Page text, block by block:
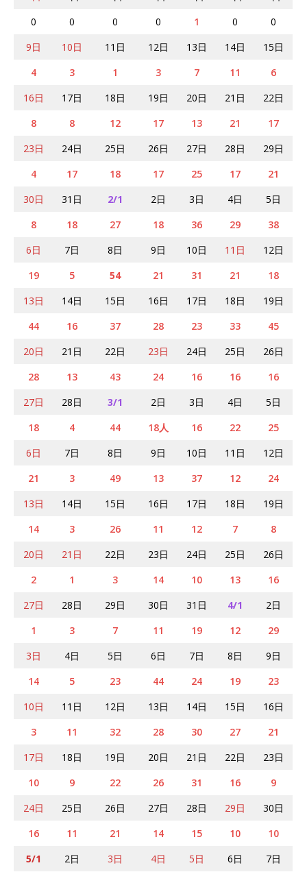
0
0 0 0 1 0
0
9日
10日 11日 12日 13日 14日
15日
4
3 1 3 7 11
6
16日
17日 18日 19日 20日 21日
22日
8
8 12 17 13 21
17
23日
24日 25日 26日 27日 28日
29日
4
17 18 17 25 17
21
30日
31日 2/1 2日 3日 4日
5日
8
18 27 18 36 29
38
6日
7日 8日 9日 10日 11日
12日
19
5 54 21 31 21
18
13日
14日 15日 16日 17日 18日
19日
44
16 37 28 23 33
45
20日
21日 22日 23日 24日 25日
26日
28
13 43 24 16 16
16
27日
28日 3/1 2日 3日 4日
5日
18
4 44 18人 16 22
25
6日
7日 8日 9日 10日 11日
12日
21
3 49 13 37 12
24
13日
14日 15日 16日 17日 18日
19日
14
3 26 11 12 7
8
20日
21日 22日 23日 24日 25日
26日
2
1 3 14 10 13
16
27日
28日 29日 30日 31日 4/1
2日
1
3 7 11 19 12
29
3日
4日 5日 6日 7日 8日
9日
14
5 23 44 24 19
23
10日
11日 12日 13日 14日 15日
16日
3
11 32 28 30 27
21
17日
18日 19日 20日 21日 22日
23日
10
9 22 26 31 16
9
24日
25日 26日 27日 28日 29日
30日
16
11 21 14 15 10
10
5/1
2日 3日 4日 5日 6日
7日